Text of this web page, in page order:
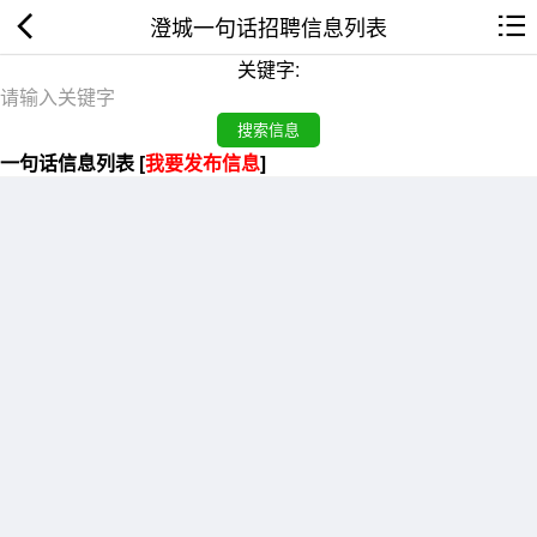
澄城一句话招聘信息列表
关键字:
一句话信息列表 [我要发布信息]